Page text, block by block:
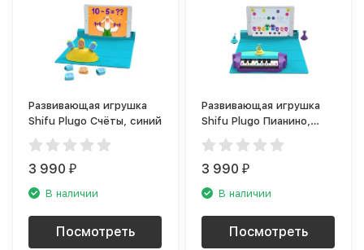
Развивающая игрушка
Shifu Plugo Счёты, синий
3 990₽
В наличии
Посмотреть
Развивающая игрушка
Shifu Plugo Пианино,
синий
3 990₽
В наличии
Посмотреть